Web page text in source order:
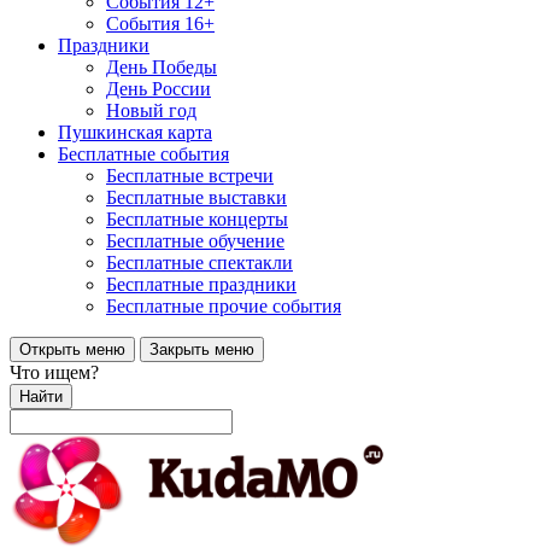
События 16+
Праздники
День Победы
День России
Новый год
Пушкинская карта
Бесплатные события
Бесплатные встречи
Бесплатные выставки
Бесплатные концерты
Бесплатные обучение
Бесплатные спектакли
Бесплатные праздники
Бесплатные прочие события
Открыть меню Закрыть меню
Что ищем?
Найти